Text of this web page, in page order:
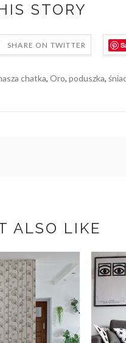
STORY
SHARE ON TWITTER
chatka, Oro, poduszka,
ALSO LIKE